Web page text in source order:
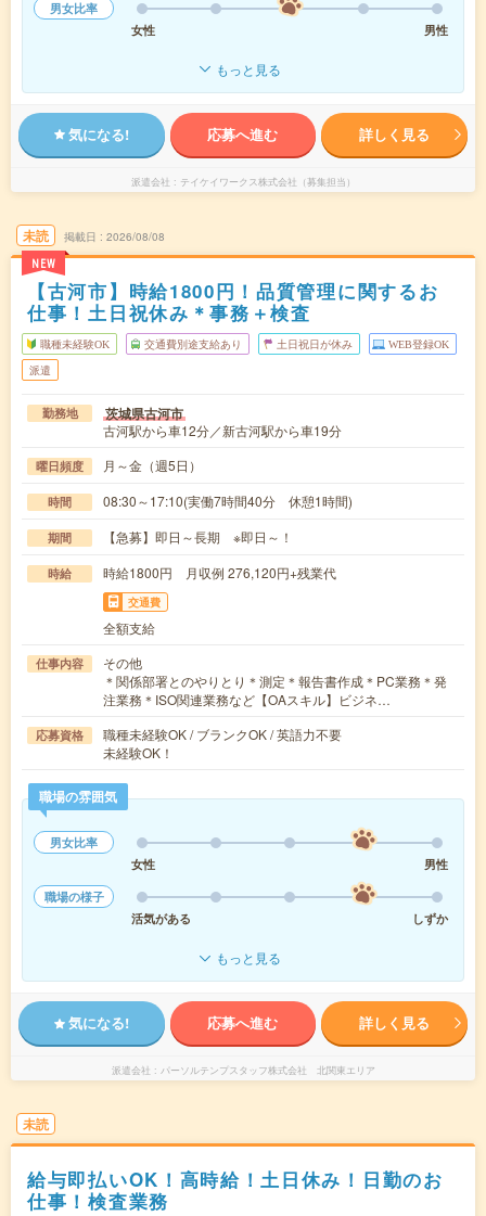
男女比率
女性
男性
もっと見る
気になる! 応募へ進む 詳しく見る
派遣会社 テイケイワークス株式会社（募集担当）
未読
NEW
掲載日 2026/08/08
【古河市】時給1800円！品質管理に関するお
仕事！土日祝休み＊事務＋検査
職種未経験OK 交通費別途支給あり 土日祝日が休み WEB登録OK
派遣
勤務地 茨城県古河市
古河駅から車12分／新古河駅から車19分
曜日頻度 月～金（週5日）
時間 08:30～17:10(実働7時間40分 休憩1時間)
期間 【急募】即日～長期 ※即日～！
時給 時給1800円 月収例 276,120円+残業代
交通費
全額支給
仕事内容
その他
＊関係部署とのやりとり＊測定＊報告書作成＊PC業務＊発
注業務＊ISO関連業務など【OAスキル】ビジネ…
応募資格
職種未経験OK / ブランクOK / 英語力不要
未経験OK！
職場の雰囲気
男女比率
女性
男性
職場の様子
活気がある
しずか
もっと見る
気になる! 応募へ進む 詳しく見る
派遣会社 パーソルテンプスタッフ株式会社 北関東エリア
未読
給与即払いOK！高時給！土日休み！日勤のお
仕事！検査業務